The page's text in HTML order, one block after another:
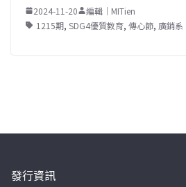
2024-11-20
編輯｜MITien
1215期, SDG4優質教育, 傳心節, 廣銷系
發行資訊